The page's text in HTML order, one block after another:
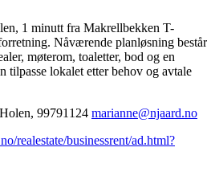
1 minutt fra Makrellbekken T-
Nåværende planløsning består
møterom, toaletter, bod og en
tilpasse lokalet etter behov og avtale
99791124 marianne@njaard.no
realestate/businessrent/ad.html?